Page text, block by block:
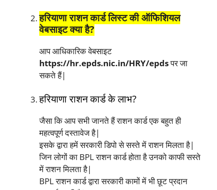
हरियाणा राशन कार्ड लिस्ट की ऑफिशियल
वेबसाइट क्या है?
आप आधिकारिक वेबसाइट
https://hr.epds.nic.in/HRY/epdsपर जा
सकते हैं|
हरियाणा राशन कार्ड के लाभ?
जैसा कि आप सभी जानते हैं राशन कार्ड एक बहुत ही
महत्वपूर्ण दस्तावेज है|
इसके द्वारा हमें सरकारी डिपो से सस्ते में राशन मिलता है|
जिन लोगों का BPL राशन कार्ड होता है उनको काफी सस्ते
में राशन मिलता है|
BPL राशन कार्ड द्वारा सरकारी कामों में भी छूट प्रदान